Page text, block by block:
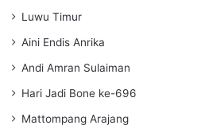
Luwu Timur
Aini Endis Anrika
Andi Amran Sulaiman
Hari Jadi Bone ke-696
Mattompang Arajang